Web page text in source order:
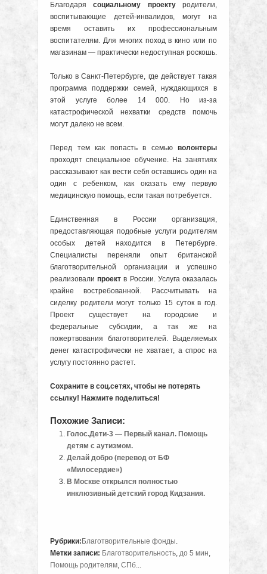
Благодарясоциальному проектуродители,
воспитывающие детей-инвалидов, могут на
время оставить их профессиональным
воспитателям. Для многих поход в кино или по
магазинам — практически недоступная роскошь.
Только в Санкт-Петербурге, где действует такая
программа поддержки семей, нуждающихся в
этой услуге более 14 000. Но из-за
катастрофической нехватки средств помочь
могут далеко не всем.
Перед тем как попасть в семью волонтеры
проходят специальное обучение. На занятиях
рассказывают как вести себя оставшись один на
один с ребенком, как оказать ему первую
медицинскую помощь, если такая потребуется.
Единственная в России организация,
предоставляющая подобные услуги родителям
особых детей находится в Петербурге.
Специалисты переняли опыт британской
благотворительной организации и успешно
реализовалипроектв России. Услуга оказалась
крайне востребованной. Рассчитывать на
сиделку родители могут только 15 суток в год.
Проект существует на городские и
федеральные субсидии, а так же на
пожертвования благотворителей. Выделяемых
денег катастрофически не хватает, а спрос на
услугу постоянно растет.
Сохраните в соц.сетях, чтобы не потерять
ссылку! Нажмите поделиться!
Похожие Записи:
Голос.Дети-3 — Первый канал. Помощь
детям с аутизмом.
Делай добро (перевод от БФ
«Милосердие»)
В Москве открылся полностью
инклюзивный детский город Кидзания.
Рубрики: Благотворительные фонды.
Метки записи: Благотворительность, до 5 мин,
Помощь родителям, СПб...